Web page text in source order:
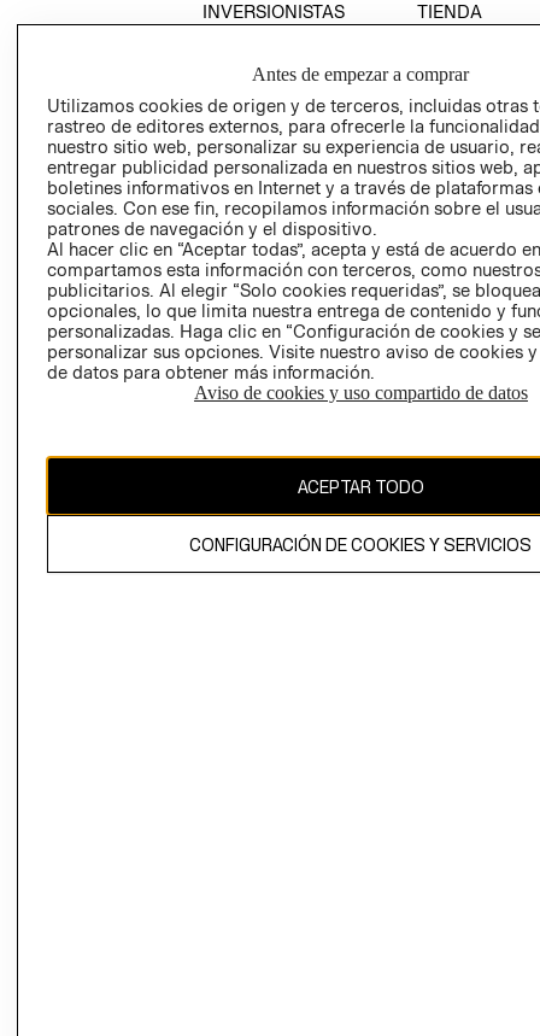
INVERSIONISTAS
EMPRESARIAL
TIENDA
CONDICIONES
AVISO DE
PRIVACIDAD
GIFT CARD
AVISO DE
COOKIES
Uruguay ($U)
El contenido de esta página web está protegido por copyright y es
propiedad de H&M Hennes & Mauritz AB.
Antes de empezar a comprar
Utilizamos cookies de origen y de terceros, incluidas otras
rastreo de editores externos, para ofrecerle la
nuestro sitio web, personalizar su experiencia de usuario,
entregar publicidad personalizada en nuestros sitios web,
boletines informativos en Internet y a través de plataformas
sociales. Con ese fin, recopilamos información sobre el
patrones de navegación y el dispositivo.
Al hacer clic en “Aceptar todas”, acepta y está de acuerdo
compartamos esta información con terceros, como
publicitarios. Al elegir “Solo cookies requeridas”, se
opcionales, lo que limita nuestra entrega de contenido y
personalizadas. Haga clic en “Configuración de cookies y
personalizar sus opciones. Visite nuestro aviso de cookies
de datos para obtener más información.
Aviso de cookies y uso compartido de datos
ACEPTAR TODO
CONFIGURACIÓN DE COOKIES Y SERVICIOS